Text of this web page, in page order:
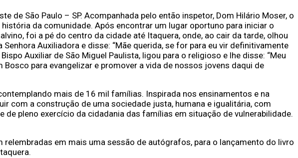
de São Paulo – SP. Acompanhada pelo então inspetor, Dom Hilário Moser, o
da comunidade. Após encontrar um lugar oportuno para iniciar o
foi a pé do centro da cidade até Itaquera, onde, ao cair da tarde, olhou
Auxiliadora e disse: “Mãe querida, se for para eu vir definitivamente
Auxiliar de São Miguel Paulista, ligou para o religioso e lhe disse: “Meu
para evangelizar e promover a vida de nossos jovens daqui de
mais de 16 mil famílias. Inspirada nos ensinamentos e na
com a construção de uma sociedade justa, humana e igualitária, com
pleno exercício da cidadania das famílias em situação de vulnerabilidade.
em mais uma sessão de autógrafos, para o lançamento do livro